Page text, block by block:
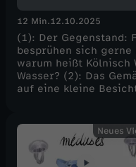
12 Min.12.10.2025
(1): Der Gegenstand:
besprühen sich gerne
warum heißt Kölnisch
Wasser? (2): Das
auf eine kleine
Neues